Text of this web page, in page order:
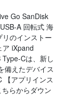
Go SanDisk
A 回転式 海
のインストー
ア iXpand
Cは、新し
備えたデバイス
【アプリインス
らからダウン